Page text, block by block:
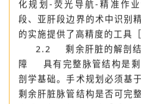
肝切除的精准度显著提升。
实时可视化技术深度融合的
化规划-荧光导航-精准作业
段、亚肝段边界的术中识别
的实施提供了高精度的工具
2.2 剩余肝脏的解剖结
障 具有完整脉管结构是剩